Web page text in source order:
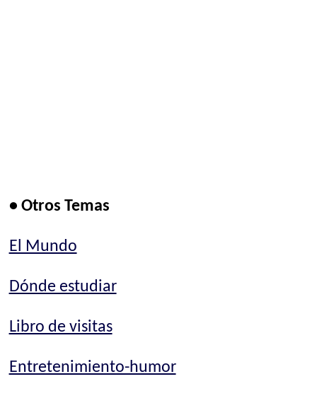
• Otros Temas
El Mundo
Dónde estudiar
Libro de visitas
Entretenimiento-humor